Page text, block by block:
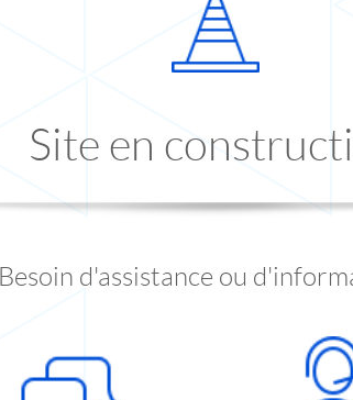
Site en
Besoin d'assistance ou